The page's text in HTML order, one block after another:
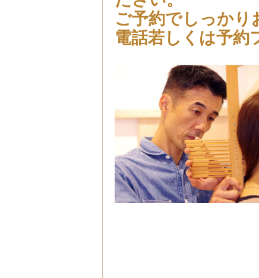
ご予約でしっかり
電話若しくは予約